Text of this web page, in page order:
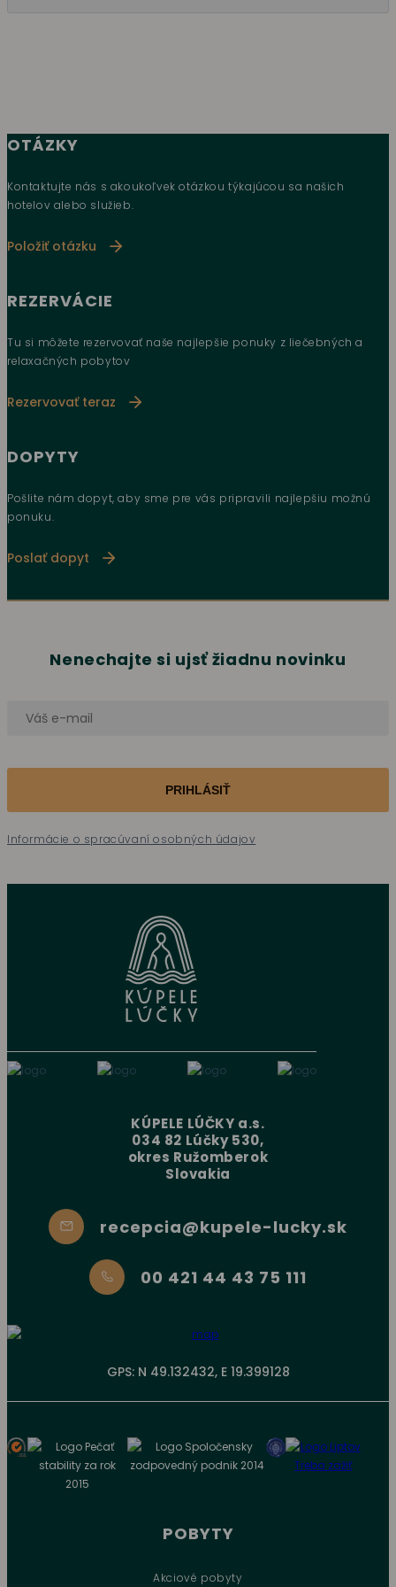
OTÁZKY
Kontaktujte nás s akoukoľvek otázkou týkajúcou sa našich
hotelov alebo služieb.
Položiť otázku
REZERVÁCIE
Tu si môžete rezervovať naše najlepšie ponuky z liečebných a
relaxačných pobytov
Rezervovať teraz
DOPYTY
Pošlite nám dopyt, aby sme pre vás pripravili najlepšiu možnú
ponuku.
Poslať dopyt
Nenechajte si ujsť žiadnu novinku
PRIHLÁSIŤ
Informácie o spracúvaní osobných údajov
KÚPELE LÚČKY a.s.
034 82 Lúčky 530,
okres Ružomberok
Slovakia
recepcia@kupele-lucky.sk
00 421 44 43 75 111
GPS: N 49.132432, E 19.399128
POBYTY
Akciové pobyty